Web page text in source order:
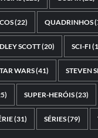
(22) QUADRINHOS
SCOTT(20) SCI-FI
WARS(41) STEVEN
SUPER-HERÓIS(23)
(31) SÉRIES(79)